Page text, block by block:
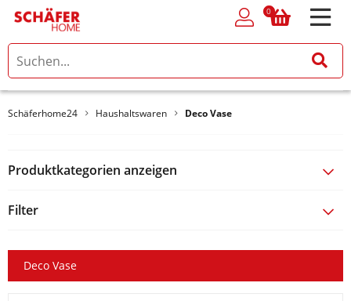
0
0
Schäferhome24 Haushaltswaren Deco Vase
Produktkategorien anzeigen
Filter
Deco Vase